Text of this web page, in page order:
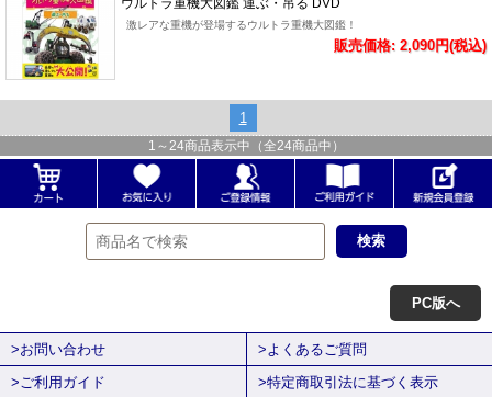
ウルトラ重機大図鑑 運ぶ・吊る DVD
激レアな重機が登場するウルトラ重機大図鑑！
販売価格: 2,090円(税込)
1
1 ～ 24商品表示中（全24商品中）
PC版へ
>お問い合わせ
>よくあるご質問
>ご利用ガイド
>特定商取引法に基づく表示